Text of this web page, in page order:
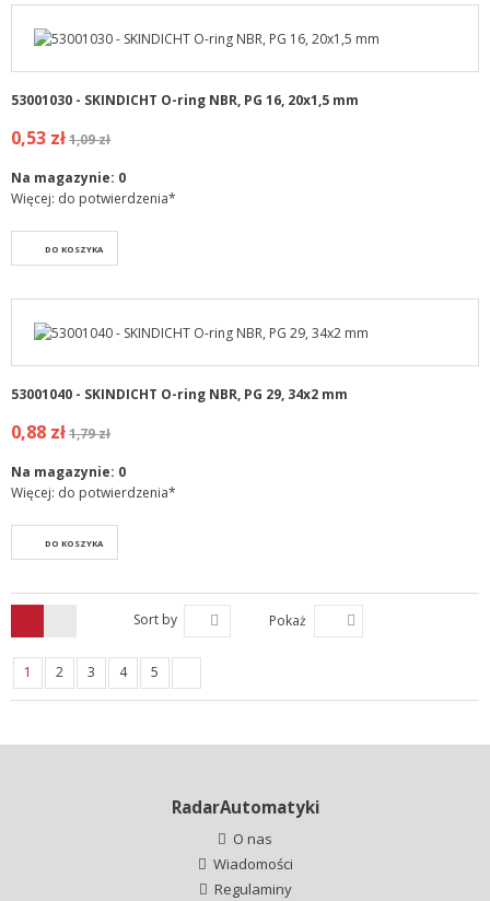
53001030 - SKINDICHT O-ring NBR, PG 16, 20x1,5 mm
0,53 zł1,09 zł
Na magazynie: 0
Więcej: do potwierdzenia*
DO KOSZYKA
53001040 - SKINDICHT O-ring NBR, PG 29, 34x2 mm
0,88 zł1,79 zł
Na magazynie: 0
Więcej: do potwierdzenia*
DO KOSZYKA
Sort by Pokaż
1 2 3 4 5
RadarAutomatyki
O nas
Wiadomości
Regulaminy